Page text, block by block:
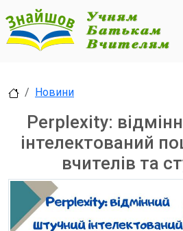
Новини
Perplexity:
інтелектований
вчителів та